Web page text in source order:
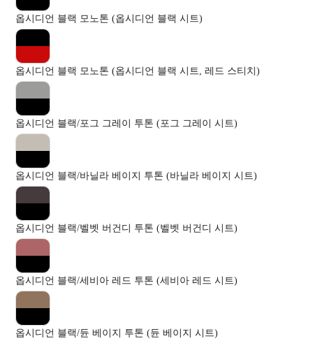
옵시디언 블랙 모노톤 (옵시디언 블랙 시트)
옵시디언 블랙 모노톤 (옵시디언 블랙 시트, 레드 스티치)
옵시디언 블랙/포그 그레이 투톤 (포그 그레이 시트)
옵시디언 블랙/바닐라 베이지 투톤 (바닐라 베이지 시트)
옵시디언 블랙/벨벳 버건디 투톤 (벨벳 버건디 시트)
옵시디언 블랙/세비아 레드 투톤 (세비아 레드 시트)
옵시디언 블랙/듄 베이지 투톤 (듄 베이지 시트)